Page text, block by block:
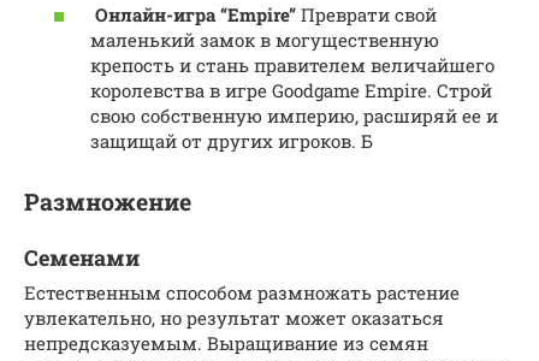
Онлайн-игра “Empire” Преврати свой
маленький замок в могущественную
крепость и стань правителем величайшего
королевства в игре Goodgame Empire. Строй
свою собственную империю, расширяй ее и
защищай от других игроков. Б
Размножение
Семенами
Естественным способом размножать растение
увлекательно, но результат может оказаться
непредсказуемым. Выращивание из семян